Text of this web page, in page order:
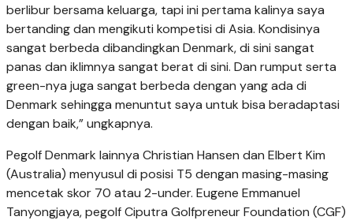
berlibur bersama keluarga, tapi ini pertama kalinya saya
bertanding dan mengikuti kompetisi di Asia. Kondisinya
sangat berbeda dibandingkan Denmark, di sini sangat
panas dan iklimnya sangat berat di sini. Dan rumput serta
green-nya juga sangat berbeda dengan yang ada di
Denmark sehingga menuntut saya untuk bisa beradaptasi
dengan baik,” ungkapnya.
Pegolf Denmark lainnya Christian Hansen dan Elbert Kim
(Australia) menyusul di posisi T5 dengan masing-masing
mencetak skor 70 atau 2-under. Eugene Emmanuel
Tanyongjaya, pegolf Ciputra Golfpreneur Foundation (CGF)